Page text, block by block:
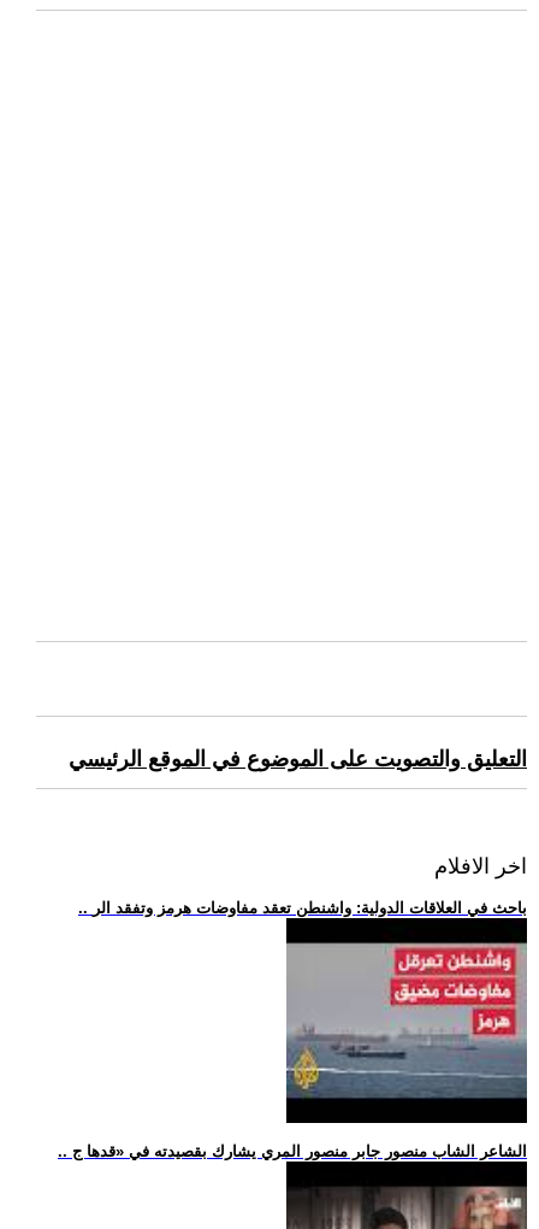
التعليق والتصويت على الموضوع في الموقع الرئيسي
اخر الافلام
.. باحث في العلاقات الدولية: واشنطن تعقد مفاوضات هرمز وتفقد الر
.. الشاعر الشاب منصور جابر منصور المري يشارك بقصيدته في «قدها ج